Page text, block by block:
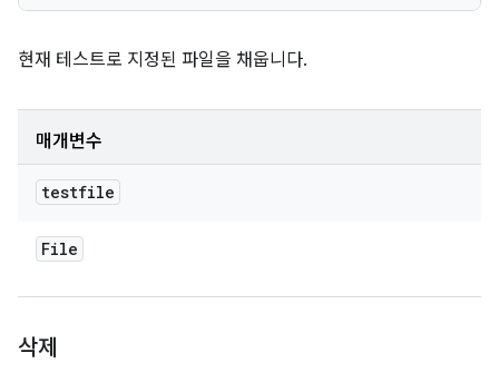
현재 테스트로 지정된 파일을 채웁니다.
매개변수
testfile
File
삭제